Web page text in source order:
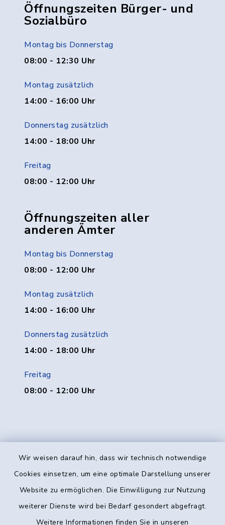
Wir weisen darauf hin, dass wir technisch notwendige
Cookies einsetzen, um eine optimale Darstellung unserer
Website zu ermöglichen. Die Einwilligung zur Nutzung
weiterer Dienste wird bei Bedarf gesondert abgefragt.
Weitere Informationen finden Sie in unseren
Öffnungszeiten Bürger- und
Sozialbüro
Montag bis Donnerstag
08:00 - 12:30 Uhr
Montag zusätzlich
14:00 - 16:00 Uhr
Donnerstag zusätzlich
14:00 - 18:00 Uhr
Freitag
08:00 - 12:00 Uhr
Öffnungszeiten aller
anderen Ämter
Montag bis Donnerstag
08:00 - 12:00 Uhr
Montag zusätzlich
14:00 - 16:00 Uhr
Donnerstag zusätzlich
14:00 - 18:00 Uhr
Freitag
08:00 - 12:00 Uhr
Kontakt